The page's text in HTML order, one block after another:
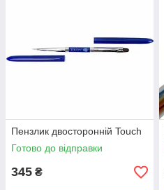
Пензлик двосторонній Touch
Готово до відправки
345 ₴